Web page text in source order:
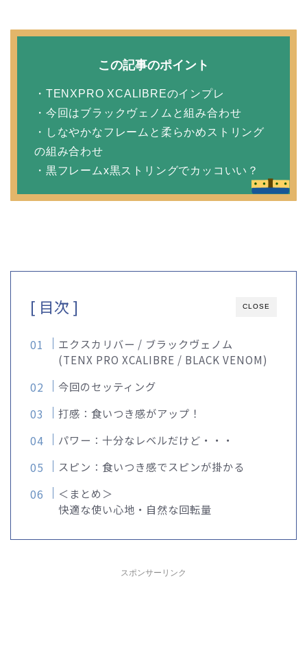
この記事のポイント
・TENXPRO XCALIBREのインプレ
・今回はブラックヴェノムと組み合わせ
・しなやかなフレームと柔らかめストリング
の組み合わせ
・黒フレームx黒ストリングでカッコいい？
CLOSE
[ 目次 ]
エクスカリバー / ブラックヴェノム
(TENX PRO XCALIBRE / BLACK VENOM)
今回のセッティング
打感：食いつき感がアップ！
パワー：十分なレベルだけど・・・
スピン：食いつき感でスピンが掛かる
＜まとめ＞
快適な使い心地・自然な回転量
スポンサーリンク